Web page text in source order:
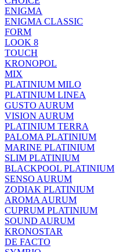
ENIGMA
ENIGMA CLASSIC
FORM
LOOK 8
TOUCH
KRONOPOL
MIX
PLATINIUM MILO
PLATINIUM LINEA
GUSTO AURUM
VISION AURUM
PLATINIUM TERRA
PALOMA PLATINIUM
MARINE PLATINIUM
SLIM PLATINIUM
BLACKPOOL PLATINIUM
SENSO AURUM
ZODIAK PLATINIUM
AROMA AURUM
CUPRUM PLATINIUM
SOUND AURUM
KRONOSTAR
DE FACTO